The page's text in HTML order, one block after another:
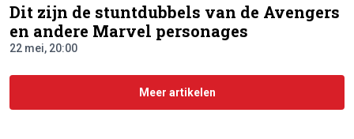
Dit zijn de stuntdubbels van de Avengers
en andere Marvel personages
22 mei, 20:00
Meer artikelen